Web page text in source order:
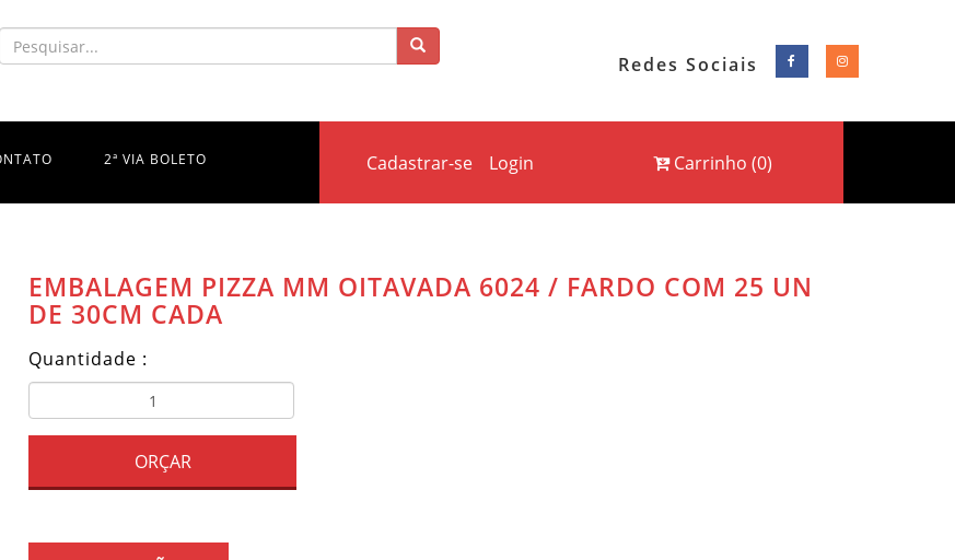
Redes Sociais
2ª VIA BOLETO Carrinho (0)
Cadastrar-se Login
EMBALAGEM PIZZA MM OITAVADA 6024 / FARDO COM 25 UN
DE 30CM CADA
Quantidade :
ORÇAR